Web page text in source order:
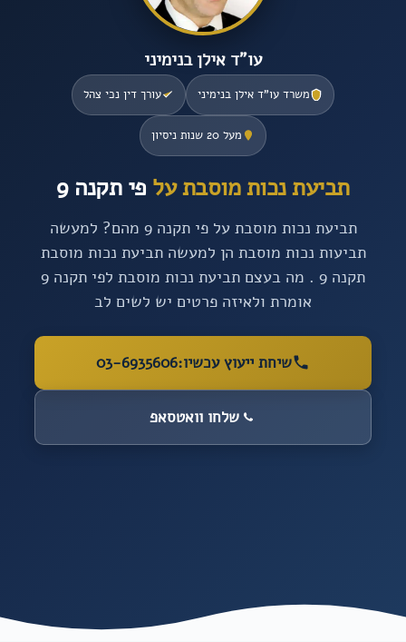
משרד עו”ד אילן בנימיני עורך דין נכי צהל
מעל 20 שנות ניסיון
תביעת נכות מוסבת על פי תקנה 9
תביעת נכות מוסבת על פי תקנה 9 מהם? למעשה
תביעות נכות מוסבת הן למעשה תביעת נכות מוסבת
תקנה 9 . מה בעצם תביעת נכות מוסבת לפי תקנה 9
אומרת ולאיזה פרטים יש לשים לב
שיחת ייעוץ עכשיו:03-6935606
שלחו וואטסאפ
עו”ד אילן בנימיני